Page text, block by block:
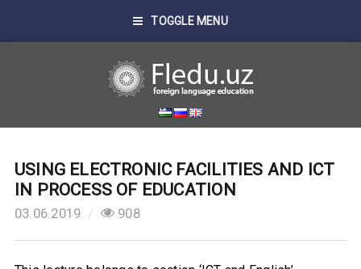
TOGGLE MENU
USING ELECTRONIC FACILITIES AND ICT
IN PROCESS OF EDUCATION
03.06.2019 908